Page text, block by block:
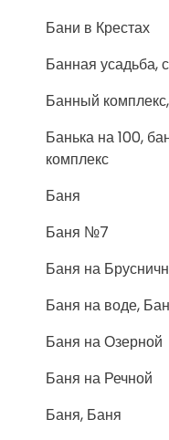
Бани в Крестах
Банная усадьба,
Банный
Банька на 100,
комплекс
Баня
Баня №7
Баня на
Баня на воде,
Баня на Озерной
Баня на Речной
Баня, Баня